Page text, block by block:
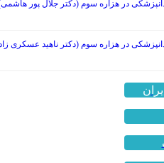
در هزاره سوم (دکتر جلال پور
در هزاره سوم (دکتر ناهید عسکری